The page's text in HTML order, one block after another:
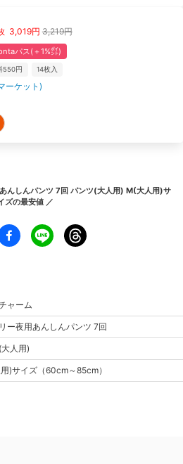
3,019円 3,219円
パス(＋1%㌽)
550円 14枚入
ーケット)
んしんパンツ 7回 パンツ(大人用) M(大人用)サ
ズの最安値 ／
ャーム
ー夜用あんしんパンツ 7回
人用)
)サイズ （60cm～85cm）